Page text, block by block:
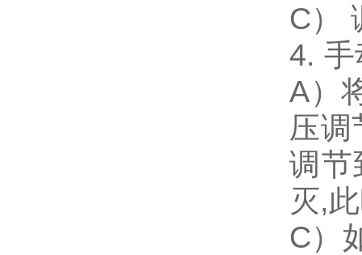
C）
4.
A）
压调
调节
灭,
C）